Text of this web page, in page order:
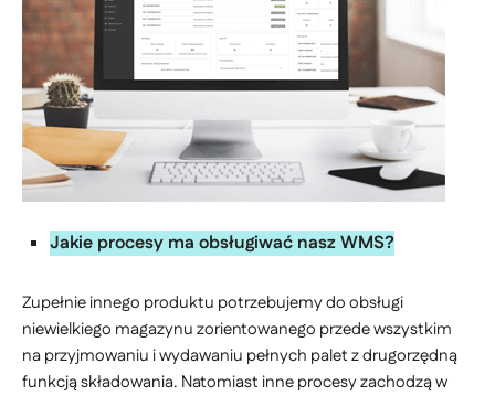
Jakie procesy ma obsługiwać nasz WMS?
Zupełnie innego produktu potrzebujemy do obsługi
niewielkiego magazynu zorientowanego przede wszystkim
na przyjmowaniu i wydawaniu pełnych palet z drugorzędną
funkcją składowania. Natomiast inne procesy zachodzą w